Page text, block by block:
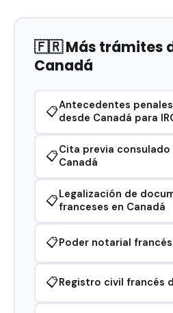
🇫🇷 Más trámites
Canadá
📋Antecedentes
desde Canadá para
📋Cita previa consulado
Canadá
📋Legalización de
franceses en Canadá
📋Poder notarial
📋Registro civil francés